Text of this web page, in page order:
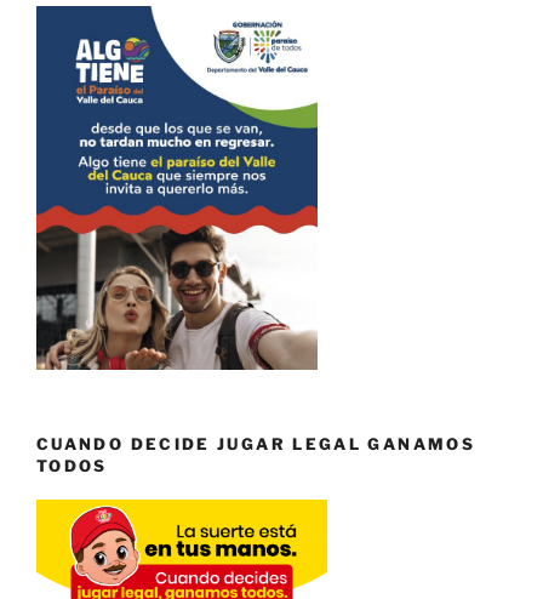
CUANDO DECIDE JUGAR LEGAL GANAMOS
TODOS